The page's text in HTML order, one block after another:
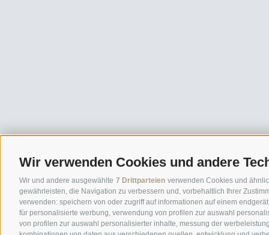
Wir verwenden Cookies und andere
Wir und andere ausgewählte 7 Drittparteien verwenden Cookies und
gewährleisten, die Navigation zu verbessern und, vorbehaltlich Ihrer
verwenden: speichern von oder zugriff auf informationen auf einem
für personalisierte werbung, verwendung von profilen zur auswahl
von profilen zur auswahl personalisierter inhalte, messung der